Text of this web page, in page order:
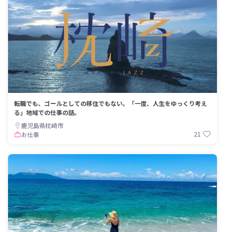
転職でも、ゴールとしての移住でもない。「一度、人生をゆっくり考え
る」地域での仕事の話。
鹿児島県枕崎市
お仕事
21